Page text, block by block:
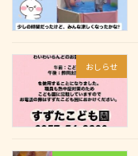
おしらせ